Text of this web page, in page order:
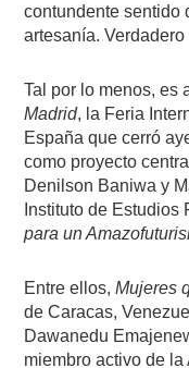
contundente sentido
artesanía.
Tal por lo menos, es
Madrid, la Feria
España que cerró
como proyecto
Denilson Baniwa y
Instituto de Estudios
para un
Entre ellos,Mujeres
de Caracas,
Dawanedu
miembro activo de la